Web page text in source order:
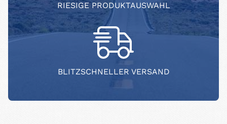
RIESIGE PRODUKTAUSWAHL
BLITZSCHNELLER VERSAND